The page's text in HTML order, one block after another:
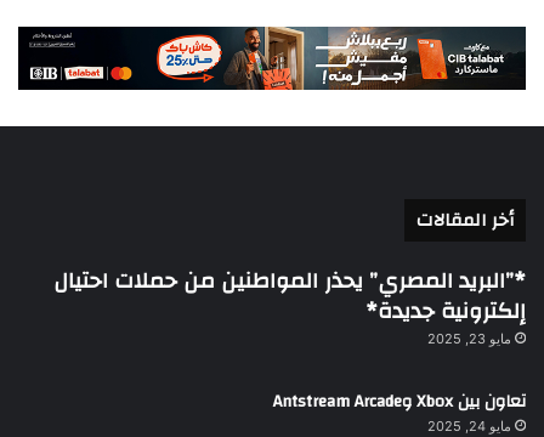
أخر المقالات
*”البريد المصري” يحذر المواطنين من حملات احتيال
إلكترونية جديدة*
مايو 23, 2025
تعاون بين Xbox وAntstream Arcade
مايو 24, 2025